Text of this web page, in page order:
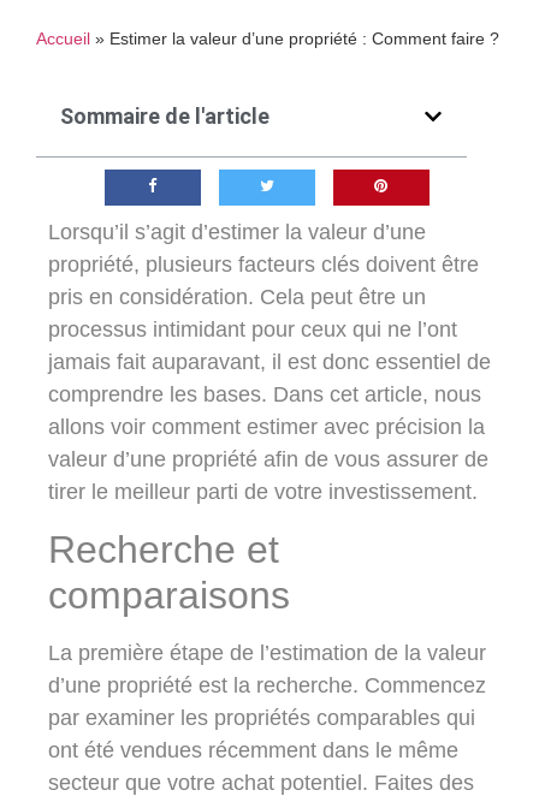
Accueil » Estimer la valeur d’une propriété : Comment faire ?
Sommaire de l'article
Lorsqu’il s’agit d’estimer la valeur d’une
propriété, plusieurs facteurs clés doivent être
pris en considération. Cela peut être un
processus intimidant pour ceux qui ne l’ont
jamais fait auparavant, il est donc essentiel de
comprendre les bases. Dans cet article, nous
allons voir comment estimer avec précision la
valeur d’une propriété afin de vous assurer de
tirer le meilleur parti de votre investissement.
Recherche et
comparaisons
La première étape de l’estimation de la valeur
d’une propriété est la recherche. Commencez
par examiner les propriétés comparables qui
ont été vendues récemment dans le même
secteur que votre achat potentiel. Faites des